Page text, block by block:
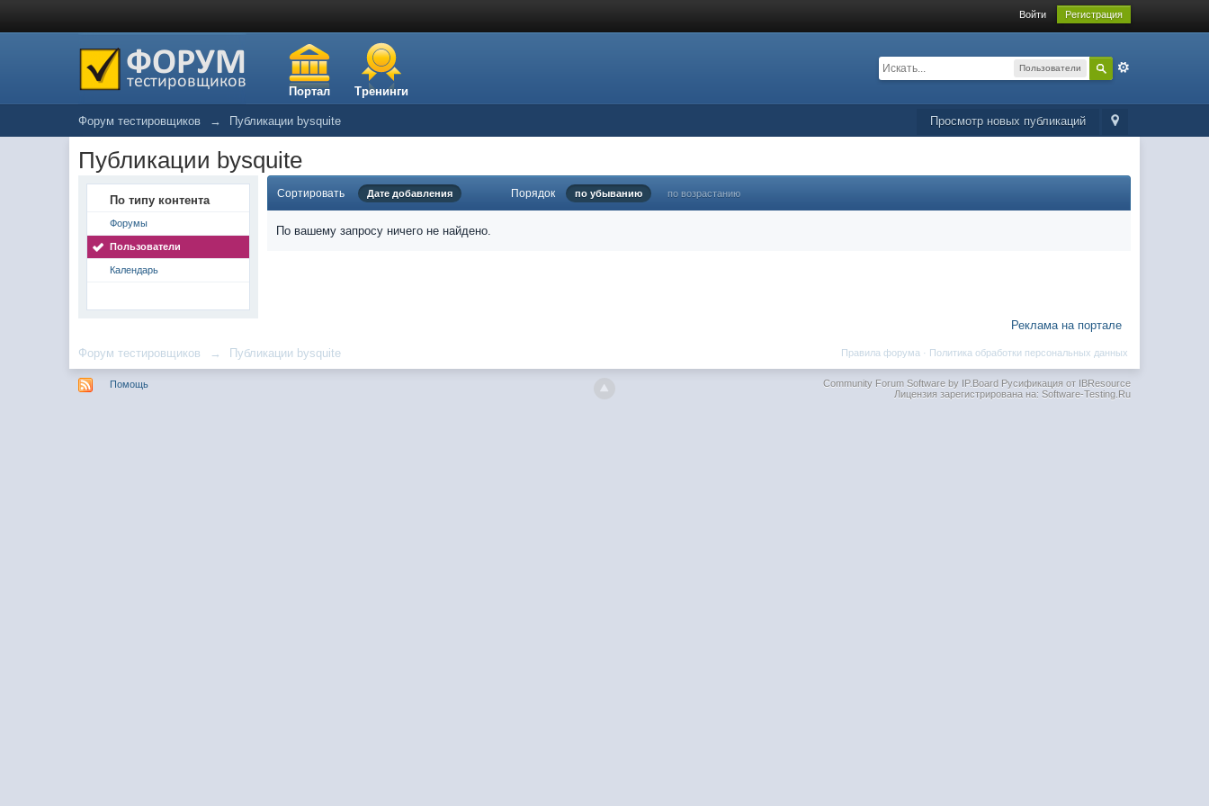
Войти Регистрация
Портал Тренинги
Пользователи
Просмотр новых публикаций
Форум тестировщиков → Публикации bysquite
Публикации bysquite
По типу контента
Форумы
Пользователи
Календарь
Сортировать Дате добавления Порядок по убыванию по возрастанию
По вашему запросу ничего не найдено.
Реклама на портале
Форум тестировщиков → Публикации bysquite Политика обработки персональных данных
Правила форума ·
Помощь Community Forum Software by IP.BoardРусификация от IBResource
Лицензия зарегистрирована на: Software-Testing.Ru